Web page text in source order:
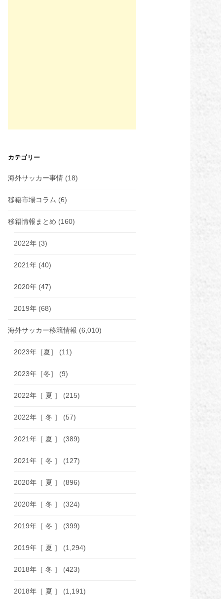
カテゴリー
海外サッカー事情 (18)
移籍市場コラム (6)
移籍情報まとめ (160)
2022年 (3)
2021年 (40)
2020年 (47)
2019年 (68)
海外サッカー移籍情報 (6,010)
2023年［夏］ (11)
2023年［冬］ (9)
2022年［ 夏 ］ (215)
2022年［ 冬 ］ (57)
2021年［ 夏 ］ (389)
2021年［ 冬 ］ (127)
2020年［ 夏 ］ (896)
2020年［ 冬 ］ (324)
2019年［ 冬 ］ (399)
2019年［ 夏 ］ (1,294)
2018年［ 冬 ］ (423)
2018年［ 夏 ］ (1,191)